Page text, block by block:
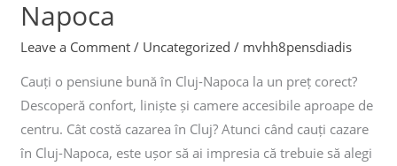
Napoca
Leave a Comment / Uncategorized / mvhh8pensdiadis
Cauți o pensiune bună în Cluj-Napoca la un preț corect?
Descoperă confort, liniște și camere accesibile aproape de
centru. Cât costă cazarea în Cluj? Atunci când cauți cazare
în Cluj-Napoca, este ușor să ai impresia că trebuie să alegi